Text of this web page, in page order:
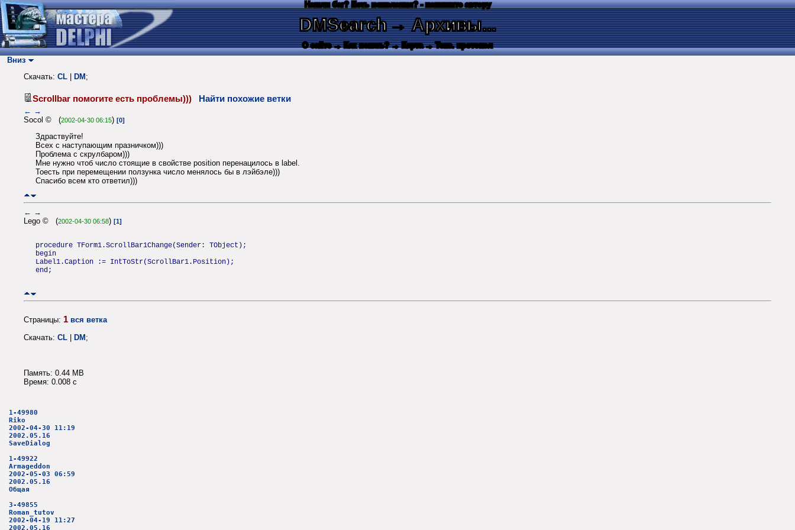
Нашли баг? Есть пожелания? - напишите автору
DMSearch→ Архивы...
О сайте → Как искать? → Карта → Текс. протокол
Вниз
Скачать: CL DM ;
Scrollbar помогите есть проблемы))) Найти похожие ветки
← →
Socol © (2002-04-30 06:15) [0]
Здраствуйте!
Всех с наступающим празничком)))
Проблема с скрулбаром)))
Мне нужно чтоб число стоящие в свойстве position перенацилось в label.
Тоесть при перемещении ползунка число менялось бы в лэйбэле)))
Спасибо всем кто ответил)))
← →
Lego © (2002-04-30 06:58) [1]
procedure TForm1.ScrollBar1Change(Sender: TObject);
begin
Label1.Caption := IntToStr(ScrollBar1.Position);
end;
Страницы: 1 вся ветка
Скачать: CL DM ;
Память: 0.44 MB
Время: 0.008 c
1-49980
Riko
2002-04-30 11:19
2002.05.16
SaveDialog
1-49922
Armageddon
2002-05-03 06:59
2002.05.16
Общая
3-49855
Roman_tutov
2002-04-19 11:27
2002.05.16